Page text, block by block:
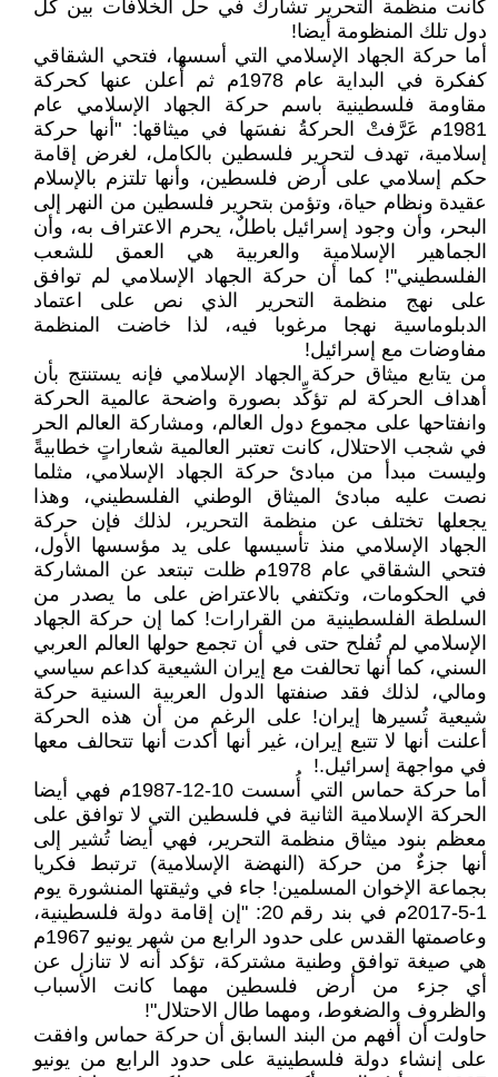
كانت منظمة التحرير تشارك في حل الخلافات بين كل
دول تلك المنظومة أيضا!
أما حركة الجهاد الإسلامي التي أسسها، فتحي الشقاقي
كفكرة في البداية عام 1978م ثم أُعلن عنها كحركة
مقاومة فلسطينية باسم حركة الجهاد الإسلامي عام
1981م عَرَّفتْ الحركةُ نفسَها في ميثاقها: "أنها حركة
إسلامية، تهدف لتحرير فلسطين بالكامل، لغرض إقامة
حكم إسلامي على أرض فلسطين، وأنها تلتزم بالإسلام
عقيدة ونظام حياة، وتؤمن بتحرير فلسطين من النهر إلى
البحر، وأن وجود إسرائيل باطلٌ، يحرم الاعتراف به، وأن
الجماهير الإسلامية والعربية هي العمق للشعب
الفلسطيني"! كما أن حركة الجهاد الإسلامي لم توافق
على نهج منظمة التحرير الذي نص على اعتماد
الدبلوماسية نهجا مرغوبا فيه، لذا خاضت المنظمة
مفاوضات مع إسرائيل!
من يتابع ميثاق حركة الجهاد الإسلامي فإنه يستنتج بأن
أهداف الحركة لم تؤكِّد بصورة واضحة عالمية الحركة
وانفتاحها على مجموع دول العالم، ومشاركة العالم الحر
في شجب الاحتلال، كانت تعتبر العالمية شعاراتٍ خطابيةً
وليست مبدأ من مبادئ حركة الجهاد الإسلامي، مثلما
نصت عليه مبادئ الميثاق الوطني الفلسطيني، وهذا
يجعلها تختلف عن منظمة التحرير، لذلك فإن حركة
الجهاد الإسلامي منذ تأسيسها على يد مؤسسها الأول،
فتحي الشقاقي عام 1978م ظلت تبتعد عن المشاركة
في الحكومات، وتكتفي بالاعتراض على ما يصدر من
السلطة الفلسطينية من القرارات! كما إن حركة الجهاد
الإسلامي لم تُفلح حتى في أن تجمع حولها العالم العربي
السني، كما أنها تحالفت مع إيران الشيعية كداعم سياسي
ومالي، لذلك فقد صنفتها الدول العربية السنية حركة
شيعية تُسيرها إيران! على الرغم من أن هذه الحركة
أعلنت أنها لا تتبع إيران، غير أنها أكدت أنها تتحالف معها
في مواجهة إسرائيل.!
أما حركة حماس التي أُسست 10-12-1987م فهي أيضا
الحركة الإسلامية الثانية في فلسطين التي لا توافق على
معظم بنود ميثاق منظمة التحرير، فهي أيضا تُشير إلى
أنها جزءٌ من حركة (النهضة الإسلامية) ترتبط فكريا
بجماعة الإخوان المسلمين! جاء في وثيقتها المنشورة يوم
1-5-2017م في بند رقم 20: "إن إقامة دولة فلسطينية،
وعاصمتها القدس على حدود الرابع من شهر يونيو 1967م
هي صيغة توافق وطنية مشتركة، تؤكد أنه لا تنازل عن
أي جزء من أرض فلسطين مهما كانت الأسباب
والظروف والضغوط، ومهما طال الاحتلال"!
حاولت أن أفهم من البند السابق أن حركة حماس وافقت
على إنشاء دولة فلسطينية على حدود الرابع من يونيو